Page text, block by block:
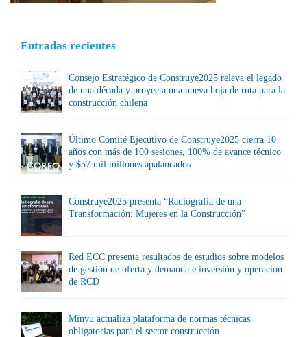
Entradas recientes
Consejo Estratégico de Construye2025 releva el legado
de una década y proyecta una nueva hoja de ruta para la
construcción chilena
Último Comité Ejecutivo de Construye2025 cierra 10
años con más de 100 sesiones, 100% de avance técnico
y $57 mil millones apalancados
Construye2025 presenta “Radiografía de una
Transformación: Mujeres en la Construcción”
Red ECC presenta resultados de estudios sobre modelos
de gestión de oferta y demanda e inversión y operación
de RCD
Minvu actualiza plataforma de normas técnicas
obligatorias para el sector construcción